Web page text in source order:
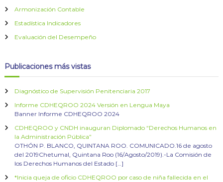
Armonización Contable
Estadística Indicadores
Evaluación del Desempeño
Publicaciones más vistas
Diagnóstico de Supervisión Penitenciaria 2017
Informe CDHEQROO 2024 Versión en Lengua Maya
Banner Informe CDHEQROO 2024
CDHEQROO y CNDH inauguran Diplomado “Derechos Humanos en
la Administración Pública”
OTHÓN P. BLANCO, QUINTANA ROO. COMUNICADO.16 de agosto
del 2019Chetumal, Quintana Roo (16/Agosto/2019).-La Comisión de
los Derechos Humanos del Estado […]
*Inicia queja de oficio CDHEQROO por caso de niña fallecida en el